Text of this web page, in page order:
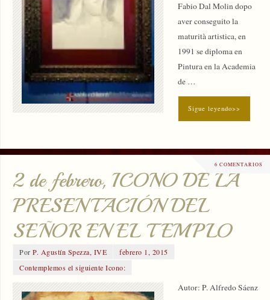
Fabio Dal Molin dopo
aver conseguito la
maturità artistica, en
1991 se diploma en
Pintura en la Academia
de …
Sigue leyendo>>
6 COMENTARIOS
2 de febrero, ICONO DE LA
PRESENTACIÓN DEL
SEÑOR EN EL TEMPLO
PorP. Agustín Spezza, IVE
febrero 1, 2015
Contemplemos el siguiente Icono:
Autor: P. Alfredo Sáenz